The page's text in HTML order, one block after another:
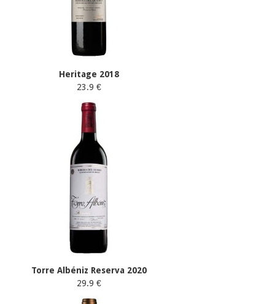
Heritage 2018
23.9 €
Torre Albéniz Reserva 2020
29.9 €